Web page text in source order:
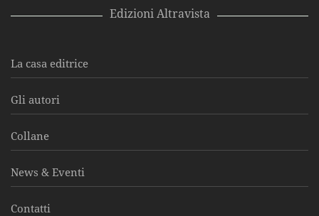
Edizioni Altravista
La casa editrice
Gli autori
Collane
News & Eventi
Contatti